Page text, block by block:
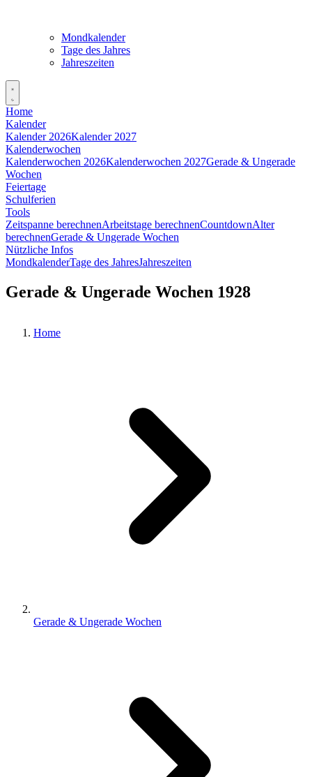
Mondkalender
Tage des Jahres
Jahreszeiten
Home
Kalender
Kalender 2026Kalender 2027
Kalenderwochen
Kalenderwochen 2026Kalenderwochen 2027Gerade & Ungerade
Wochen
Feiertage
Schulferien
Tools
Zeitspanne berechnenArbeitstage berechnenCountdownAlter
berechnenGerade & Ungerade Wochen
Nützliche Infos
MondkalenderTage des JahresJahreszeiten
Gerade & Ungerade Wochen 1928
Home
Gerade & Ungerade Wochen